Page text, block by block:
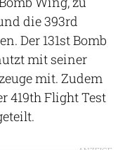
die 393rd
Der 131st Bomb
mit seiner
mit. Zudem
419th Flight Test